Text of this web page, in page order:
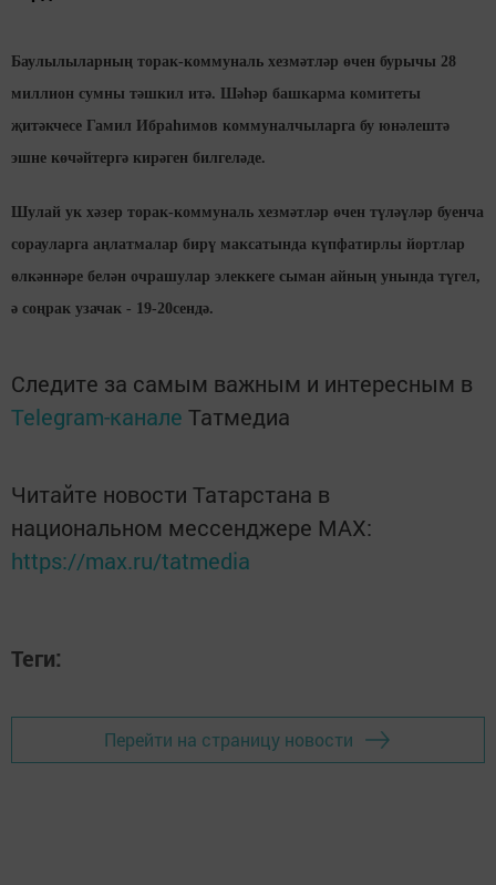
Баулылыларның торак-коммуналь хезмәтләр өчен бурычы 28
миллион сумны тәшкил итә. Шәһәр башкарма комитеты
җитәкчесе Гамил Ибраһимов коммуналчыларга бу юнәлештә
эшне көчәйтергә кирәген билгеләде.
Шулай ук хәзер торак-коммуналь хезмәтләр өчен түләүләр буенча
сорауларга аңлатмалар бирү максатында күпфатирлы йортлар
өлкәннәре белән очрашулар элеккеге сыман айның унында түгел,
ә соңрак узачак - 19-20сендә.
Следите за самым важным и интересным в
Telegram-канале Татмедиа
Читайте новости Татарстана в
национальном мессенджере MАХ:
https://max.ru/tatmedia
Теги:
Перейти на страницу новости